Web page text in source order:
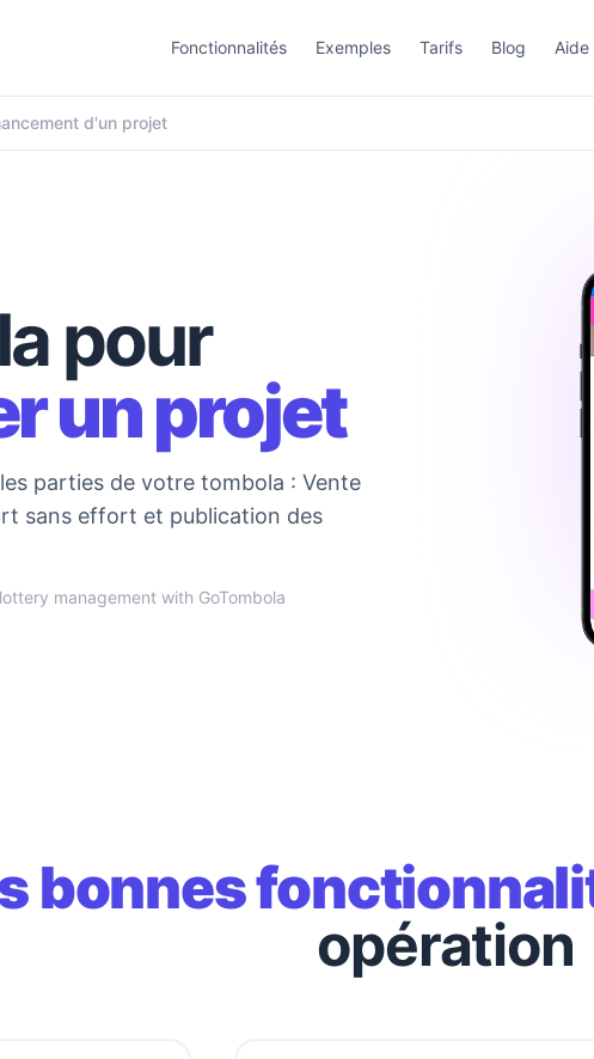
Fonctionnalités Exemples Tarifs Blog Aide
d'un projet
pour
un projet
parties de votre tombola : Vente
sans effort et publication des
management with GoTombola
bonnes
opération